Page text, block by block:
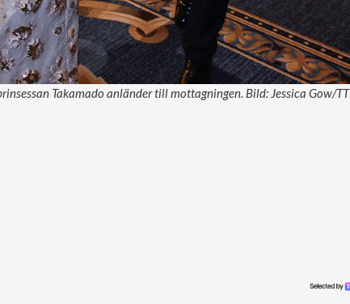
Takamado anländer till mottagningen. Bild: Jessica Gow/TT